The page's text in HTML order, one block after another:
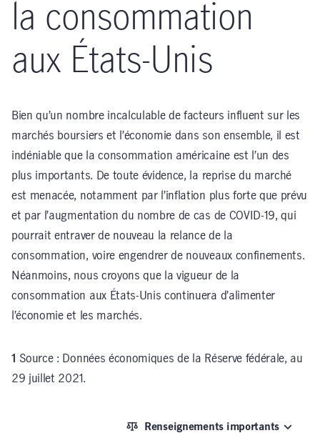
la consommation
aux États-Unis
Bien qu’un nombre incalculable de facteurs influent sur les
marchés boursiers et l’économie dans son ensemble, il est
indéniable que la consommation américaine est l’un des
plus importants. De toute évidence, la reprise du marché
est menacée, notamment par l’inflation plus forte que prévu
et par l’augmentation du nombre de cas de COVID-19, qui
pourrait entraver de nouveau la relance de la
consommation, voire engendrer de nouveaux confinements.
Néanmoins, nous croyons que la vigueur de la
consommation aux États-Unis continuera d’alimenter
l’économie et les marchés.
1 Source : Données économiques de la Réserve fédérale, au
29 juillet 2021.
Renseignements importants